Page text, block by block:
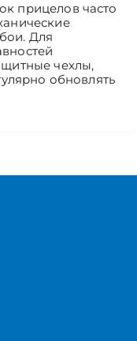
прицелов часто
Для
чехлы,
обновлять